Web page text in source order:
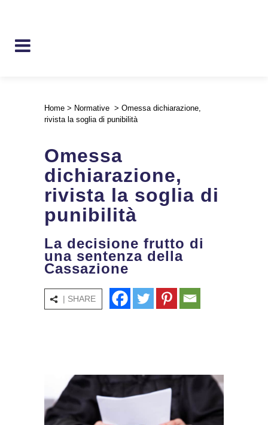
Home > Normative > Omessa dichiarazione,
rivista la soglia di punibilità
Omessa
dichiarazione,
rivista la soglia di
punibilità
La decisione frutto di
una sentenza della
Cassazione
| SHARE